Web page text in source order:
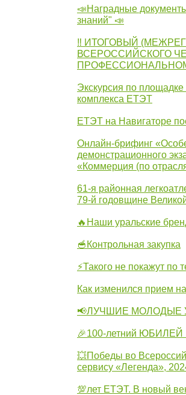
📣Наградные
знаний" 📣
‼ ИТОГОВЫЙ
ВСЕРОССИЙСКОГО
Экскурсия по
комплекса ЕТЭТ
ЕТЭТ на Навигаторе
Онлайн-брифинг
демонстрационного
«Коммерция (по
61-я районная
79-й годовщине
🔥Наши уральские
🥣Контрольная закупка
⚡Такого не покажут по
Как изменился прием
📢ЛУЧШИЕ МОЛОДЫЕ
🎉100-летний ЮБИЛЕЙ
💥Победы во
сервису «Легенда»,
💯лет ЕТЭТ. В новый